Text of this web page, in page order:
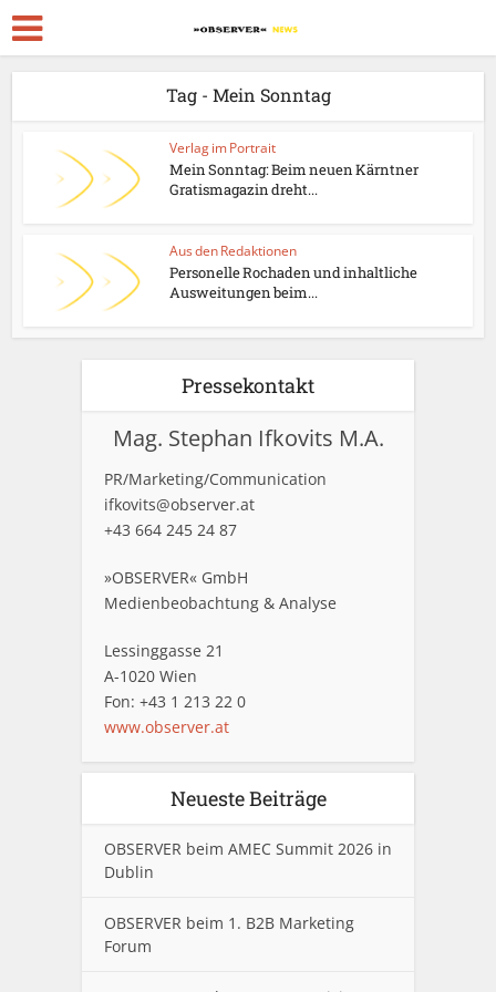
Tag - Mein Sonntag
Verlag im Portrait
Mein Sonntag: Beim neuen Kärntner
Gratismagazin dreht...
Aus den Redaktionen
Personelle Rochaden und inhaltliche
Ausweitungen beim...
Pressekontakt
Mag. Stephan Ifkovits M.A.
PR/Marketing/Communication
ifkovits@observer.at
+43 664 245 24 87
»OBSERVER« GmbH
Medienbeobachtung & Analyse
Lessinggasse 21
A-1020 Wien
Fon: +43 1 213 22 0
www.observer.at
Neueste Beiträge
OBSERVER beim AMEC Summit 2026 in
Dublin
OBSERVER beim 1. B2B Marketing
Forum